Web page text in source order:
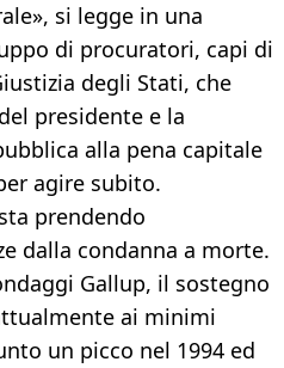
si legge in una
di procuratori, capi di
degli Stati, che
presidente e la
alla pena capitale
agire subito.
prendendo
dalla condanna a morte.
Gallup, il sostegno
ai minimi
un picco nel 1994 ed